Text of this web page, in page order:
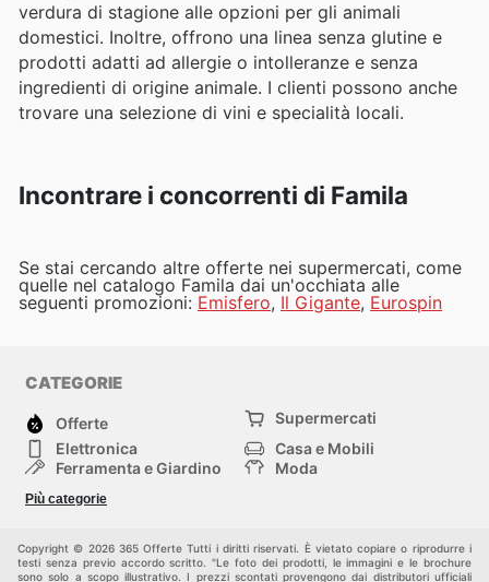
verdura di stagione alle opzioni per gli animali
domestici. Inoltre, offrono una linea senza glutine e
prodotti adatti ad allergie o intolleranze e senza
ingredienti di origine animale. I clienti possono anche
trovare una selezione di vini e specialità locali.
Incontrare i concorrenti di Famila
Se stai cercando altre offerte nei supermercati, come
quelle nel catalogo Famila dai un'occhiata alle
seguenti promozioni: Emisfero, Il Gigante, Eurospin
CATEGORIE
Offerte
Supermercati
Elettronica
Casa e Mobili
Ferramenta e Giardino
Moda
Bambini e Neonati
Più categorie
Copyright © 2026 365 Offerte Tutti i diritti riservati. È vietato copiare o riprodurre i
testi senza previo accordo scritto. "Le foto dei prodotti, le immagini e le brochure
sono solo a scopo illustrativo. I prezzi scontati provengono dai distributori ufficiali